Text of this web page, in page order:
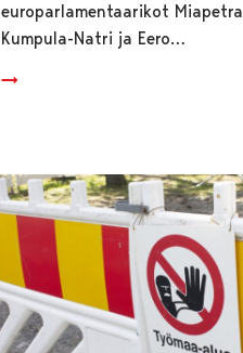
europarlamentaarikot Miapetra
Kumpula-Natri ja Eero…